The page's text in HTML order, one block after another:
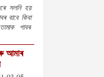
সলনি হয়
বাবে কিবা
পাবৰ
আমাৰ